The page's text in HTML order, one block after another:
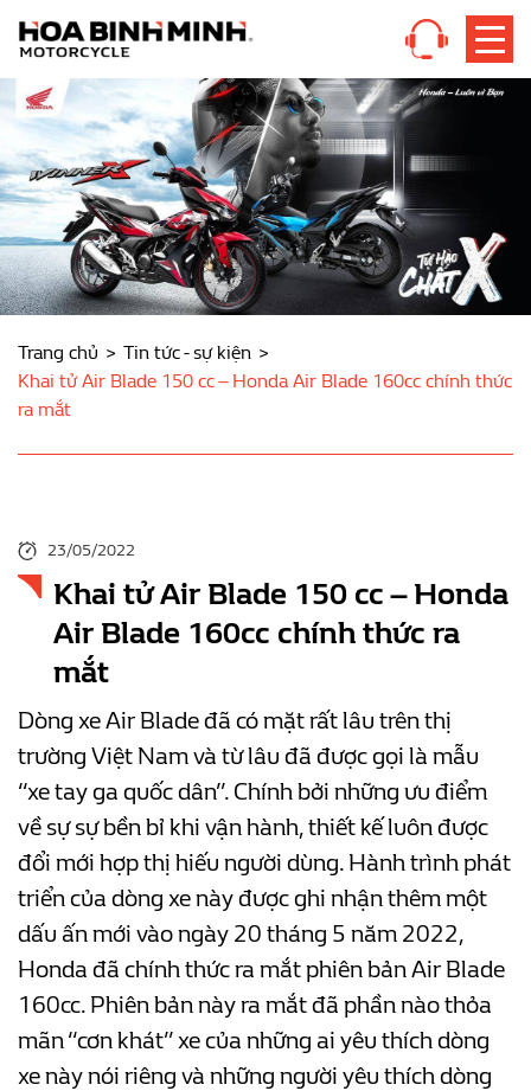
Trang chủ
Tin tức - sự kiện
Khai tử Air Blade 150 cc – Honda Air Blade 160cc chính thức
ra mắt
23/05/2022
Khai tử Air Blade 150 cc – Honda
Air Blade 160cc chính thức ra
mắt
Dòng xe Air Blade đã có mặt rất lâu trên thị
trường Việt Nam và từ lâu đã được gọi là mẫu
“xe tay ga quốc dân”. Chính bởi những ưu điểm
về sự sự bền bỉ khi vận hành, thiết kế luôn được
đổi mới hợp thị hiếu người dùng. Hành trình phát
triển của dòng xe này được ghi nhận thêm một
dấu ấn mới vào ngày 20 tháng 5 năm 2022,
Honda đã chính thức ra mắt phiên bản Air Blade
160cc. Phiên bản này ra mắt đã phần nào thỏa
mãn “cơn khát” xe của những ai yêu thích dòng
xe này nói riêng và những người yêu thích dòng